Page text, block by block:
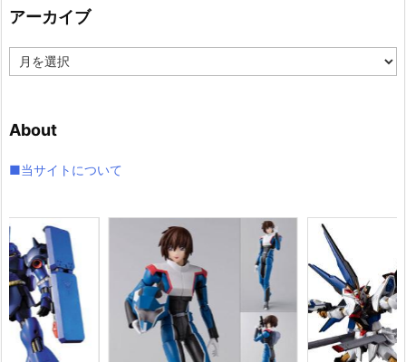
ー
アーカイブ
ー
ブ
About
■当サイトについて